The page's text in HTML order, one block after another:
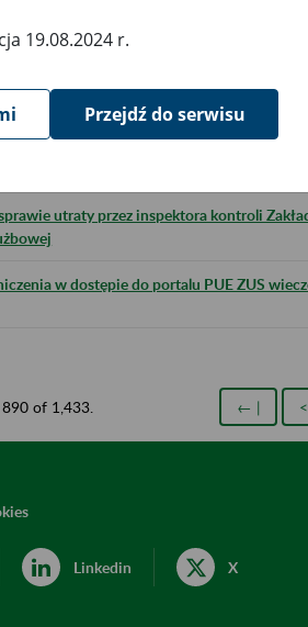
w dostępie do portalu Platformy
jego funkcji 26 kwietnia
w dostępie do PUE ZUS w nocy z 24 na 25
utraty przez inspektora kontroli
w dostępie do portalu PUE ZUS
of 1,433. ← |
Linkedin X
19.08.2024 r.
Przejdź do serwisu